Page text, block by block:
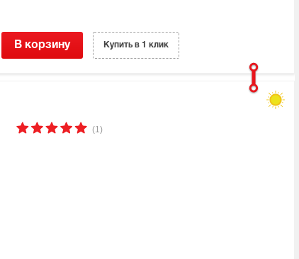
В корзину Купить в 1 клик
(1)